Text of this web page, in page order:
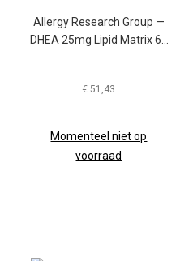
Allergy Research Group —
DHEA 25mg Lipid Matrix 60
€ 51,43
Momenteel niet op
voorraad